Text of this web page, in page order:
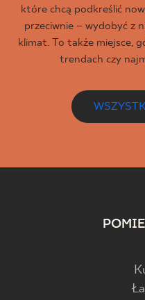
które chcą podkreślić
przeciwnie – wydobyć z
klimat. To także miejsce,
trendach czy